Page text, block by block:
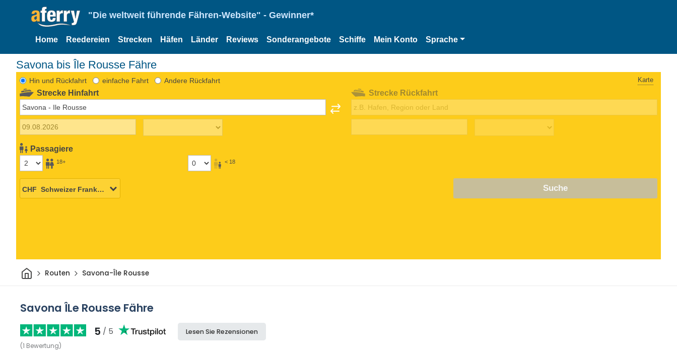
"Die weltweit führende Fähren-Website" - Gewinner*
Home Reedereien Strecken Häfen Länder Reviews Sonderangebote Schiffe Mein Konto Sprache
Savona bis Île Rousse Fähre
Hin und Rückfahrt einfache Fahrt Andere Rückfahrt Karte
Strecke Hinfahrt
Passagiere
18+ < 18
Strecke Rückfahrt
Suche
HeimRouten Savona-Île Rousse
Savona ÎLe Rousse Fähre
5 / 5
(1 Bewertung)
Lesen Sie Rezensionen